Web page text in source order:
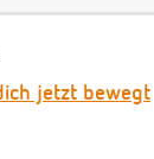
jetzt bewegt